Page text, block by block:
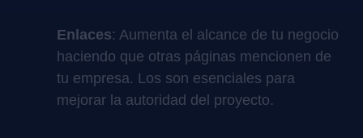
Enlaces: Aumenta el alcance de tu negocio
haciendo que otras páginas mencionen de
tu empresa. Los son esenciales para
mejorar la autoridad del proyecto.